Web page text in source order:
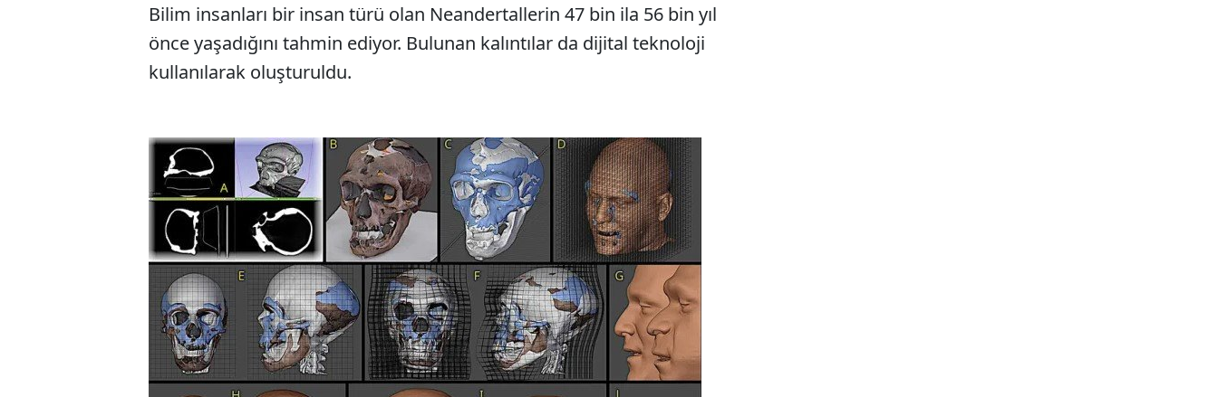
Bilim insanları bir insan türü olan Neandertallerin 47 bin ila 56 bin yıl
önce yaşadığını tahmin ediyor. Bulunan kalıntılar da dijital teknoloji
kullanılarak oluşturuldu.